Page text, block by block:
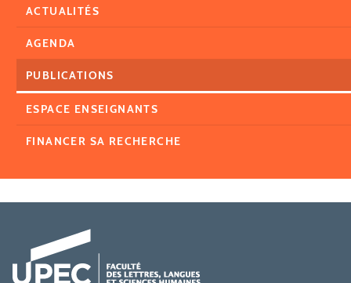
ACTUALITÉS
AGENDA
PUBLICATIONS
ESPACE ENSEIGNANTS
FINANCER SA RECHERCHE